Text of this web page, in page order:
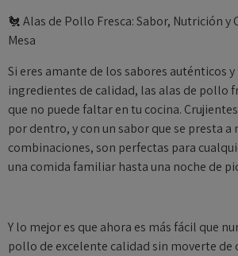
🐔 Alas de Pollo Fresca: Sabor, Nutrición y
Mesa
Si eres amante de los sabores auténticos
ingredientes de calidad, las alas de pollo
que no puede faltar en tu cocina.
por dentro, y con un sabor que se presta a
combinaciones, son perfectas para
una comida familiar hasta una noche de
Y lo mejor es que ahora es más fácil que
pollo de excelente calidad sin moverte de